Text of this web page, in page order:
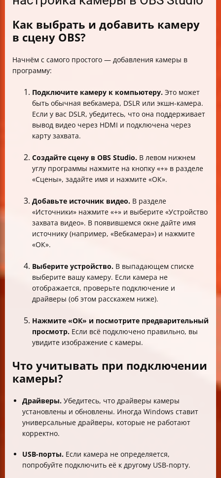
Как выбрать и добавить камеру
в сцену OBS?
Начнём с самого простого — добавления камеры в
программу:
Подключите камеру к компьютеру. Это может
быть обычная вебкамера, DSLR или экшн-камера.
Если у вас DSLR, убедитесь, что она поддерживает
вывод видео через HDMI и подключена через
карту захвата.
Создайте сцену в OBS Studio. В левом нижнем
углу программы нажмите на кнопку «+» в разделе
«Сцены», задайте имя и нажмите «ОК».
Добавьте источник видео. В разделе
«Источники» нажмите «+» и выберите «Устройство
захвата видео». В появившемся окне дайте имя
источнику (например, «Вебкамера») и нажмите
«ОК».
Выберите устройство. В выпадающем списке
выберите вашу камеру. Если камера не
отображается, проверьте подключение и
драйверы (об этом расскажем ниже).
Нажмите «ОК» и посмотрите предварительный
просмотр. Если всё подключено правильно, вы
увидите изображение с камеры.
Что учитывать при подключении
камеры?
Драйверы. Убедитесь, что драйверы камеры
установлены и обновлены. Иногда Windows ставит
универсальные драйверы, которые не работают
корректно.
USB-порты. Если камера не определяется,
попробуйте подключить её к другому USB-порту.